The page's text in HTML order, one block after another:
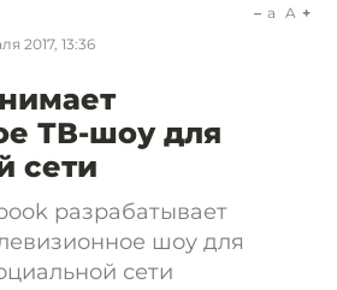
2017, 13:36
a A
ТВ-шоу для
сети
разрабатывает
шоу для
сети